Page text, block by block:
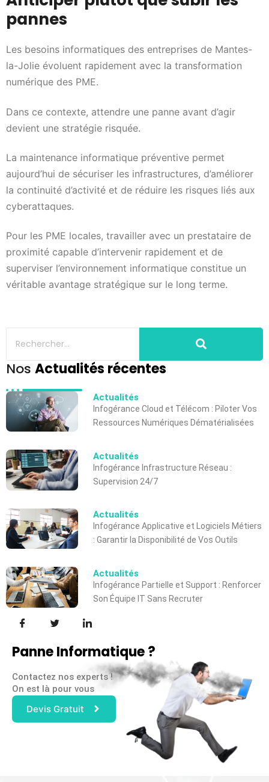
pannes
Les besoins informatiques des entreprises de Mantes-
la-Jolie évoluent rapidement avec la transformation
numérique des PME.
Dans ce contexte, attendre une panne avant d’agir
devient une stratégie risquée.
La maintenance informatique préventive permet
aujourd’hui de sécuriser les infrastructures, d’améliorer
la continuité d’activité et de réduire les risques liés aux
cyberattaques.
Pour les PME locales, travailler avec un prestataire de
proximité capable d’intervenir rapidement et de
superviser l’environnement informatique constitue un
véritable avantage stratégique sur le long terme.
Nos Actualités récentes
Actualités
Infogérance Cloud et Télécom : Piloter Vos
Ressources Numériques Dématérialisées
Actualités
Infogérance Infrastructure Réseau :
Supervision 24/7
Actualités
Infogérance Applicative et Logiciels Métiers
: Garantir la Disponibilité de Vos Outils
Actualités
Infogérance Partielle et Support : Renforcer
Son Équipe IT Sans Recruter
Panne Informatique ?
Contactez nos experts !
On est là pour vous
Devis Gratuit